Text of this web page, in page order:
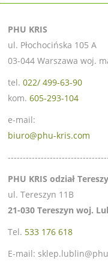
PHU KRIS
ul. Płochocińska 105 A
03-044 Warszawa woj.
tel. 022/ 499-63-90
kom. 605-293-104
e-mail:
biuro@phu-kris.com
PHU KRIS odział
ul. Tereszyn 11B
21-030 Tereszyn woj.
Tel. 533 176 618
E-mail: